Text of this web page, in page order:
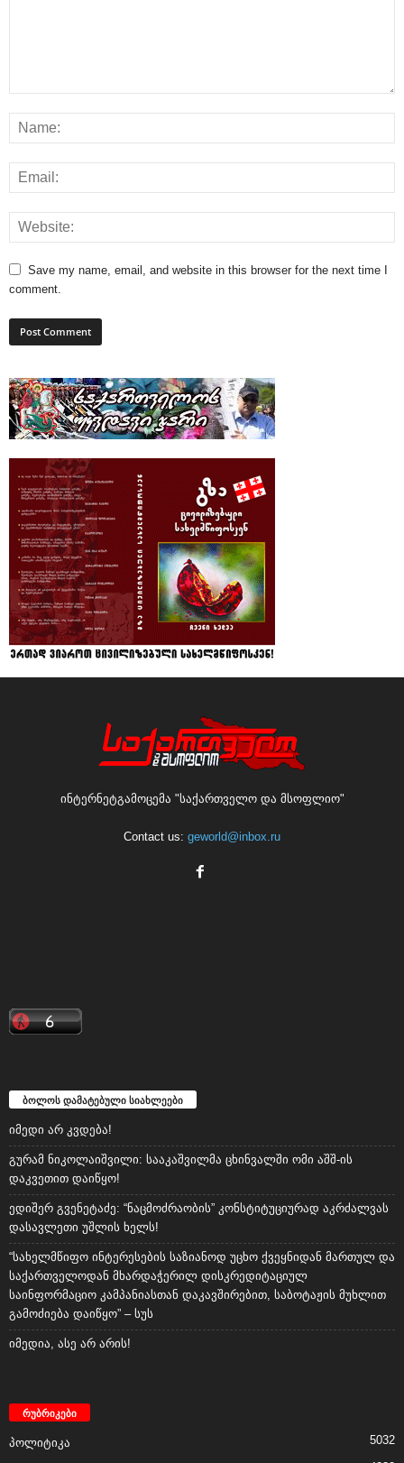
Save my name, email, and website in this browser for the next time I
comment.
ინტერნეტგამოცემა "საქართველო და მსოფლიო"
Contact us: geworld@inbox.ru
ბოლოს დამატებული სიახლეები
იმედი არ კვდება!
გურამ ნიკოლაიშვილი: სააკაშვილმა ცხინვალში ომი აშშ-ის
დაკვეთით დაიწყო!
ედიშერ გვენეტაძე: “ნაცმოძრაობის” კონსტიტუციურად აკრძალვას
დასავლეთი უშლის ხელს!
“სახელმწიფო ინტერესების საზიანოდ უცხო ქვეყნიდან მართულ და
საქართველოდან მხარდაჭერილ დისკრედიტაციულ
საინფორმაციო კამპანიასთან დაკავშირებით, საბოტაჟის მუხლით
გამოძიება დაიწყო” – სუს
იმედია, ასე არ არის!
რუბრიკები
პოლიტიკა
5032